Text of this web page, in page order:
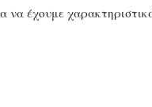
έχουμε